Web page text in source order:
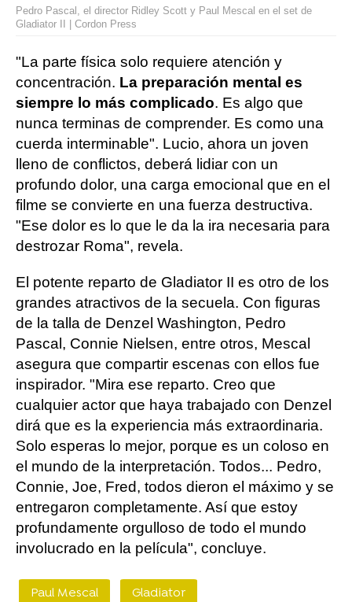
Pedro Pascal, el director Ridley Scott y Paul Mescal en el set de
Gladiator II | Cordon Press
"La parte física solo requiere atención y
concentración. La preparación mental es
siempre lo más complicado. Es algo que
nunca terminas de comprender. Es como una
cuerda interminable". Lucio, ahora un joven
lleno de conflictos, deberá lidiar con un
profundo dolor, una carga emocional que en el
filme se convierte en una fuerza destructiva.
"Ese dolor es lo que le da la ira necesaria para
destrozar Roma", revela.
El potente reparto de Gladiator II es otro de los
grandes atractivos de la secuela. Con figuras
de la talla de Denzel Washington, Pedro
Pascal, Connie Nielsen, entre otros, Mescal
asegura que compartir escenas con ellos fue
inspirador. "Mira ese reparto. Creo que
cualquier actor que haya trabajado con Denzel
dirá que es la experiencia más extraordinaria.
Solo esperas lo mejor, porque es un coloso en
el mundo de la interpretación. Todos... Pedro,
Connie, Joe, Fred, todos dieron el máximo y se
entregaron completamente. Así que estoy
profundamente orgulloso de todo el mundo
involucrado en la película", concluye.
Paul Mescal Gladiator